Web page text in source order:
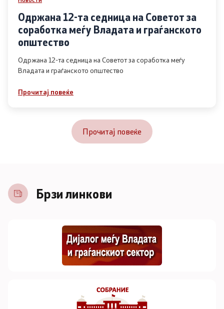
Одржана 12-та седница на Советот за
соработка меѓу Владата и граѓанското
општество
Одржана 12-та седница на Советот за соработка меѓу
Владата и граѓанското општество
Прочитај повеќе
Прочитај повеќе
Брзи линкови